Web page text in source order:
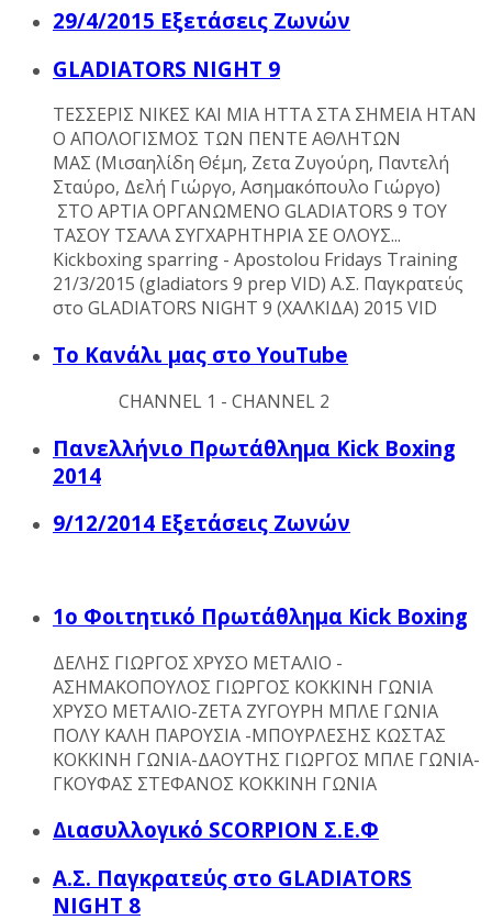
29/4/2015 Εξετάσεις Ζωνών
GLADIATORS NIGHT 9
ΤΕΣΣΕΡΙΣ ΝΙΚΕΣ ΚΑΙ ΜΙΑ ΗΤΤΑ ΣΤΑ ΣΗΜΕΙΑ ΗΤΑΝ
Ο ΑΠΟΛΟΓΙΣΜΟΣ ΤΩΝ ΠΕΝΤΕ ΑΘΛΗΤΩΝ
ΜΑΣ (Μισαηλίδη Θέμη, Ζετα Ζυγούρη, Παντελή
Σταύρο, Δελή Γιώργο, Ασημακόπουλο Γιώργο)
ΣΤΟ ΑΡΤΙΑ ΟΡΓΑΝΩΜΕΝΟ GLADIATORS 9 ΤΟΥ
ΤΑΣΟΥ ΤΣΑΛΑ ΣΥΓΧΑΡHΤΗΡΙΑ ΣΕ ΟΛΟΥΣ...
Kickboxing sparring - Apostolou Fridays Training
21/3/2015 (gladiators 9 prep VID) Α.Σ. Παγκρατεύς
στο GLADIATORS NIGHT 9 (ΧΑΛΚΙΔΑ) 2015 VID
Το Κανάλι μας στο YouTube
CHANNEL 1 - CHANNEL 2
Πανελλήνιο Πρωτάθλημα Kick Boxing
2014
9/12/2014 Εξετάσεις Ζωνών
1ο Φοιτητικό Πρωτάθλημα Kick Boxing
ΔΕΛΗΣ ΓΙΩΡΓΟΣ ΧΡΥΣΟ ΜΕΤΑΛΙΟ -
ΑΣΗΜΑΚΟΠΟΥΛΟΣ ΓΙΩΡΓΟΣ ΚΟΚΚΙΝΗ ΓΩΝΙΑ
ΧΡΥΣΟ ΜΕΤΑΛΙΟ-ΖΕΤΑ ΖΥΓΟΥΡΗ ΜΠΛΕ ΓΩΝΙΑ
ΠΟΛΥ ΚΑΛΗ ΠΑΡΟΥΣΙΑ -ΜΠΟΥΡΛΕΣΗΣ ΚΩΣΤΑΣ
ΚΟΚΚΙΝΗ ΓΩΝΙΑ-ΔΑΟΥΤΗΣ ΓΙΩΡΓΟΣ ΜΠΛΕ ΓΩΝΙΑ-
ΓΚΟΥΦΑΣ ΣΤΕΦΑΝΟΣ ΚΟΚΚΙΝΗ ΓΩΝΙΑ
Διασυλλογικό SCORPION Σ.Ε.Φ
Α.Σ. Παγκρατεύς στο GLADIATORS
NIGHT 8